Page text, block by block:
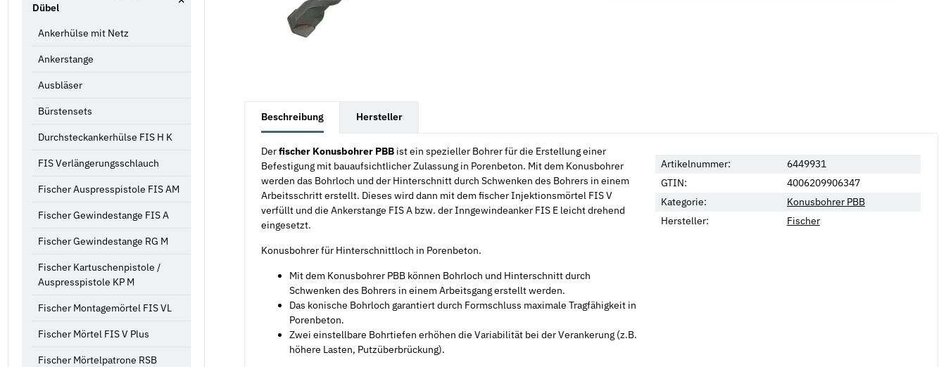
Beschreibung Hersteller
Derfischer Konusbohrer PBB ist ein spezieller Bohrer für die Erstellung einer
Befestigung mit bauaufsichtlicher Zulassung in Porenbeton. Mit dem Konusbohrer
werden das Bohrloch und der Hinterschnitt durch Schwenken des Bohrers in einem
Arbeitsschritt erstellt. Dieses wird dann mit dem fischer Injektionsmörtel FIS V
verfüllt und die Ankerstange FIS A bzw. der Inngewindeanker FIS E leicht drehend
eingesetzt.
Konusbohrer für Hinterschnittloch in Porenbeton.
Mit dem Konusbohrer PBB können Bohrloch und Hinterschnitt durch
Schwenken des Bohrers in einem Arbeitsgang erstellt werden.
Das konische Bohrloch garantiert durch Formschluss maximale Tragfähigkeit in
Porenbeton.
Zwei einstellbare Bohrtiefen erhöhen die Variabilität bei der Verankerung (z.B.
höhere Lasten, Putzüberbrückung).
Artikelnummer:
6449931
GTIN:
4006209906347
Kategorie:
Konusbohrer PBB
Hersteller:
Fischer
Dübel
Ankerhülse mit Netz
Ankerstange
Ausbläser
Bürstensets
Durchsteckankerhülse FIS H K
FIS Verlängerungsschlauch
Fischer Auspresspistole FIS AM
Fischer Gewindestange FIS A
Fischer Gewindestange RG M
Fischer Kartuschenpistole /
Auspresspistole KP M
Fischer Montagemörtel FIS VL
Fischer Mörtel FIS V Plus
Fischer Mörtelpatrone RSB